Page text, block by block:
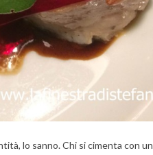
lo sanno. Chi si cimenta con un